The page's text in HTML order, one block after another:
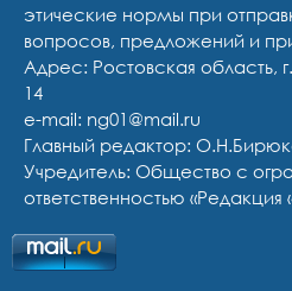
этические нормы при
вопросов, предложений и
Адрес: Ростовская область,
14
e-mail: ng01@mail.ru
Главный редактор:
Учредитель: Общество с
ответственностью «Редакция